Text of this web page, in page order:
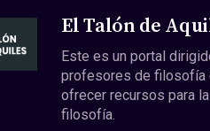
El Talón de
Este es un portal
profesores de filosofía
ofrecer recursos para
filosofía.